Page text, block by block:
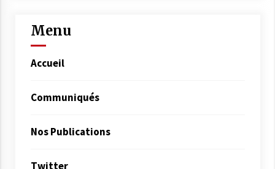
Menu
Accueil
Communiqués
Nos Publications
Twitter